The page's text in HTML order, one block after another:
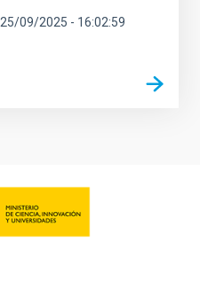
25/09/2025 - 16:02:59